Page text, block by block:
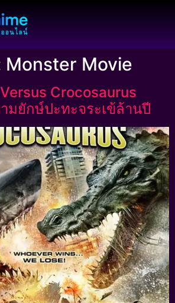
Monster Movie
Crocosaurus
มยักษ์ปะทะจระเข้ล้านปี